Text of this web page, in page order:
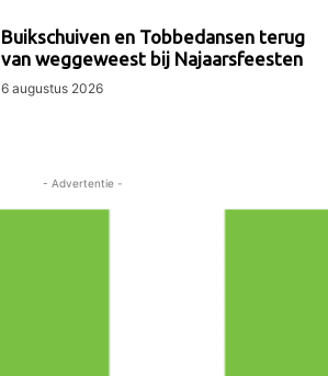
Buikschuiven en Tobbedansen terug
van weggeweest bij Najaarsfeesten
6 augustus 2026
- Advertentie -